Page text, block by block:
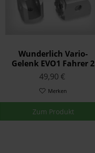
Wunderlich Vario-
Gelenk EVO1 Fahrer 2
Stück Silber
49,90 €
Merken
Zum Produkt